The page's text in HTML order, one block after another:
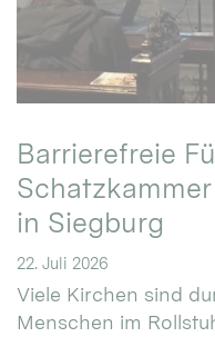
Barrierefreie
in Siegburg
22. Juli 2026
Viele Kirchen sind
Menschen im